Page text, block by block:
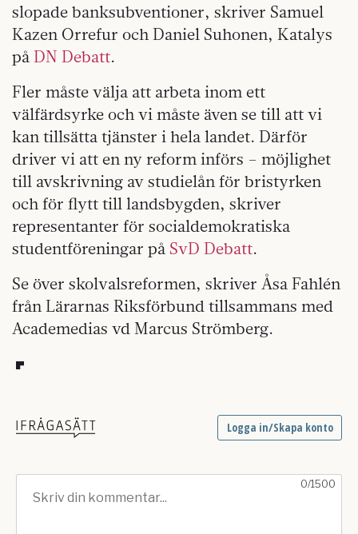
slopade banksubventioner, skriver Samuel
Kazen Orrefur och Daniel Suhonen, Katalys
på DN Debatt.
Fler måste välja att arbeta inom ett
välfärdsyrke och vi måste även se till att vi
kan tillsätta tjänster i hela landet. Därför
driver vi att en ny reform införs – möjlighet
till avskrivning av studielån för bristyrken
och för flytt till landsbygden, skriver
representanter för socialdemokratiska
studentföreningar på SvD Debatt.
Se över skolvalsreformen, skriver Åsa Fahlén
från Lärarnas Riksförbund tillsammans med
Academedias vd Marcus Strömberg.